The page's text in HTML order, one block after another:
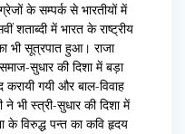
के सम्पर्क से भारतीयों में
शताब्दी में भारत के राष्ट्रीय
भी सूत्रपात हुआ। राजा
सुधार की दिशा में बड़ा
करायी गयी और बाल-विवाह
भी स्त्री-सुधार की दिशा में
के विरुद्ध पन्त का कवि हृदय